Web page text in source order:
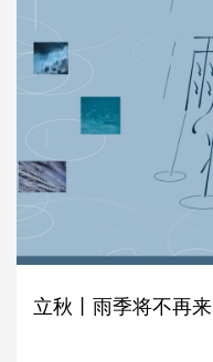
立秋丨雨季将不再来